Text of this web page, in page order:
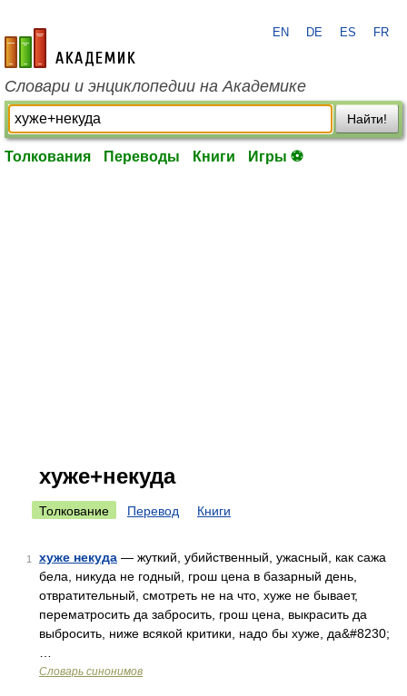
academic.ru
EN DE ES FR
Словари и энциклопедии на Академике
Найти!
Толкования Переводы Книги Игры ⚽
хуже+некуда
Толкование Перевод Книги
1 хуже некуда — жуткий, убийственный, ужасный, как сажа
бела, никуда не годный, грош цена в базарный день,
отвратительный, смотреть не на что, хуже не бывает,
перематросить да забросить, грош цена, выкрасить да
выбросить, ниже всякой критики, надо бы хуже, да&#8230;
Словарь синонимов